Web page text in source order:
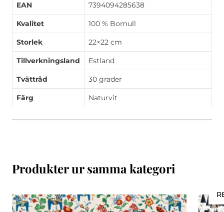
EAN 7394094285638
Kvalitet 100 % Bomull
Storlek 22×22 cm
Tillverkningsland Estland
Tvättråd 30 grader
Färg Naturvit
Produkter ur samma kategori